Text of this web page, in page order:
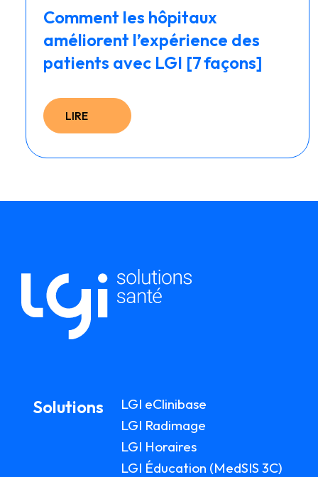
Comment les hôpitaux
améliorent l’expérience des
patients avec LGI [7 façons]
LIRE
Solutions
LGI eClinibase
LGI Radimage
LGI Horaires
LGI Éducation (MedSIS 3C)